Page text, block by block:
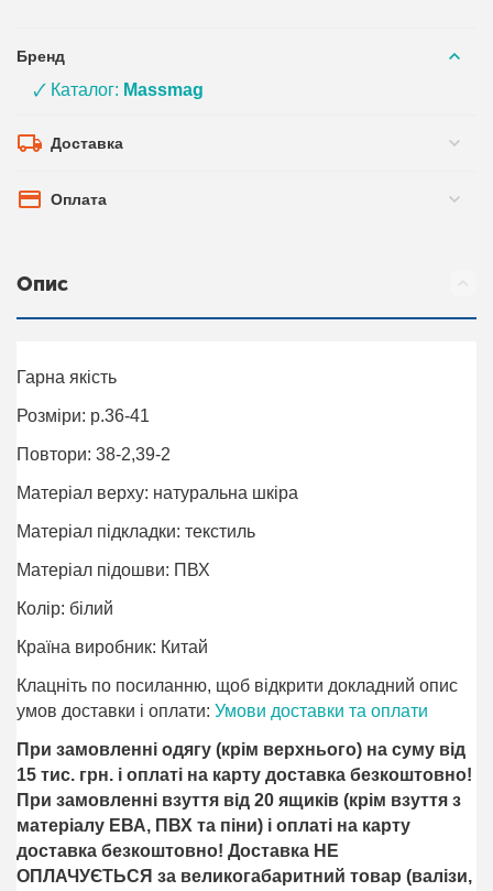
Бренд
🗸 Каталог: Massmag
Доставка
Оплата
Опис
Гарна якість
Розміри: р.36-41
Повтори: 38-2,39-2
Матеріал верху: натуральна шкіра
Матеріал підкладки: текстиль
Матеріал підошви: ПВХ
Колір: білий
Країна виробник: Китай
Клацніть по посиланню, щоб відкрити докладний опис
умов доставки і оплати:Умови доставки та оплати
При замовленні одягу (крім верхнього) на суму від
15 тис. грн. і оплаті на карту доставка безкоштовно!
При замовленні взуття від 20 ящиків (крім взуття з
матеріалу ЕВА, ПВХ та піни) і оплаті на карту
доставка безкоштовно! Доставка НЕ ​​
ОПЛАЧУЄТЬСЯ за великогабаритний товар (валізи,